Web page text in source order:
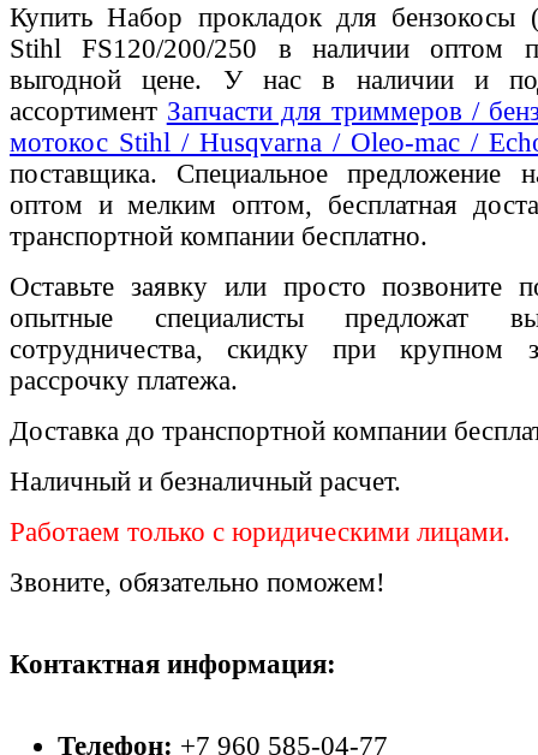
Купить Набор прокладок для
Stihl FS120/200/250 в наличии оптом
выгодной цене. У нас в наличии и
ассортимент Запчасти для триммеров /
мотокос Stihl / Husqvarna / Oleo-mac /
поставщика. Специальное предложение
оптом и мелким оптом, бесплатная
транспортной компании бесплатно.
Оставьте заявку или просто позвоните
опытные специалисты предложат
сотрудничества, скидку при крупном
рассрочку платежа.
Доставка до транспортной компании
Наличный и безналичный расчет.
Работаем только с юридическими лицами.
Звоните, обязательно поможем!
Контактная информация:
Телефон: +7 960 585-04-77